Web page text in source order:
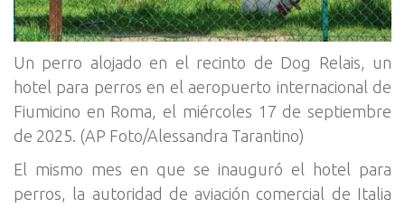
Un perro alojado en el recinto de Dog Relais, un
hotel para perros en el aeropuerto internacional de
Fiumicino en Roma, el miércoles 17 de septiembre
de 2025. (AP Foto/Alessandra Tarantino)
El mismo mes en que se inauguró el hotel para
perros, la autoridad de aviación comercial de Italia